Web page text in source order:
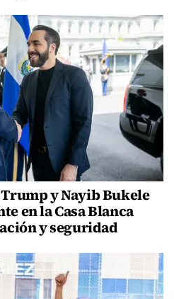
y Nayib Bukele
en la Casa Blanca
y seguridad